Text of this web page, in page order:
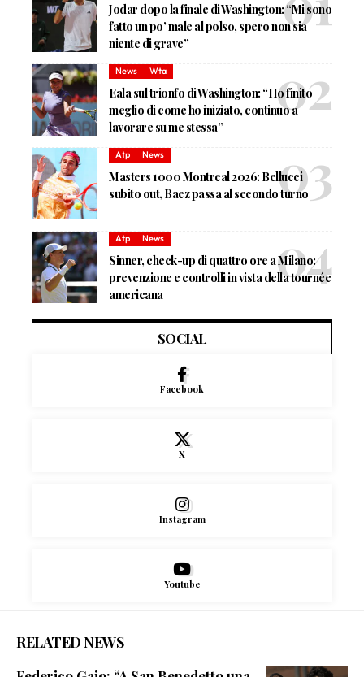
Jodar dopo la finale di Washington: “Mi sono
fatto un po’ male al polso, spero non sia
niente di grave”
News Wta
Eala sul trionfo di Washington: “Ho finito
meglio di come ho iniziato, continuo a
lavorare su me stessa”
Atp News
Masters 1000 Montreal 2026: Bellucci
subito out, Baez passa al secondo turno
Atp News
Sinner, check-up di quattro ore a Milano:
prevenzione e controlli in vista della tournée
americana
SOCIAL
Facebook
X
Instagram
Youtube
RELATED NEWS